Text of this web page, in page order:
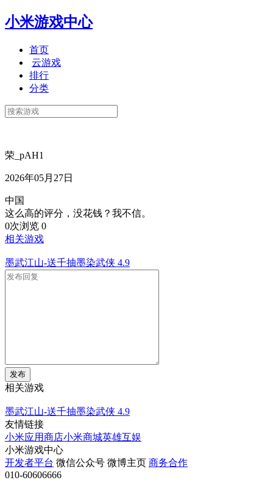
小米游戏中心
首页
云游戏
排行
分类
荣_pAH1
2026年05月27日
中国
这么高的评分，没花钱？我不信。
0次浏览 0
相关游戏
墨武江山-送千抽墨染武侠 4.9
发布
相关游戏
墨武江山-送千抽墨染武侠 4.9
友情链接
小米应用商店小米商城英雄互娱
小米游戏中心
开发者平台 微信公众号 微博主页 商务合作
010-60606666